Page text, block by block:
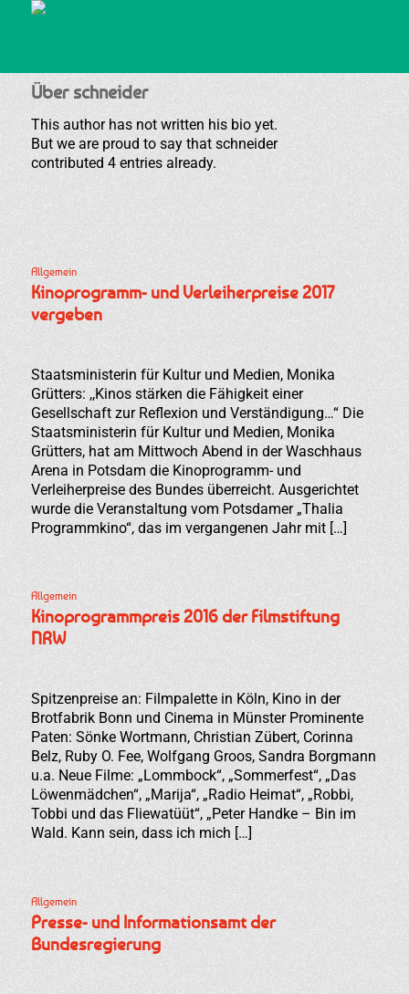
Über schneider
This author has not written his bio yet.
But we are proud to say that schneider
contributed 4 entries already.
Allgemein
Kinoprogramm- und Verleiherpreise 2017
vergeben
Staatsministerin für Kultur und Medien, Monika
Grütters: ,,Kinos stärken die Fähigkeit einer
Gesellschaft zur Reflexion und Verständigung…“ Die
Staatsministerin für Kultur und Medien, Monika
Grütters, hat am Mittwoch Abend in der Waschhaus
Arena in Potsdam die Kinoprogramm- und
Verleiherpreise des Bundes überreicht. Ausgerichtet
wurde die Veranstaltung vom Potsdamer „Thalia
Programmkino“, das im vergangenen Jahr mit […]
Allgemein
Kinoprogrammpreis 2016 der Filmstiftung
NRW
Spitzenpreise an: Filmpalette in Köln, Kino in der
Brotfabrik Bonn und Cinema in Münster Prominente
Paten: Sönke Wortmann, Christian Zübert, Corinna
Belz, Ruby O. Fee, Wolfgang Groos, Sandra Borgmann
u.a. Neue Filme: „Lommbock“, „Sommerfest“, „Das
Löwenmädchen“, „Marija“, „Radio Heimat“, „Robbi,
Tobbi und das Fliewatüüt“, „Peter Handke – Bin im
Wald. Kann sein, dass ich mich […]
Allgemein
Presse- und Informationsamt der
Bundesregierung